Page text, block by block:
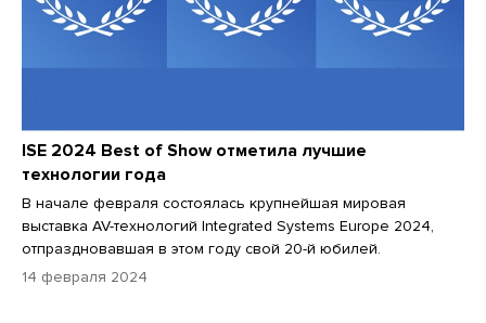
ISE 2024 Best of Show отметила лучшие
технологии года
В начале февраля состоялась крупнейшая мировая
выставка AV-технологий Integrated Systems Europe 2024,
отпраздновавшая в этом году свой 20-й юбилей.
14 февраля 2024